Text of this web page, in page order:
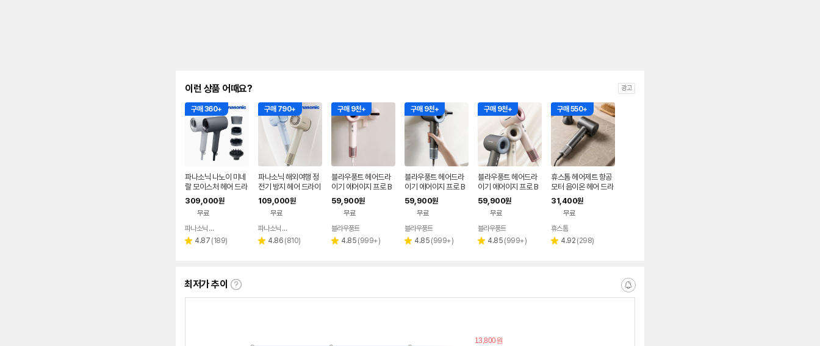
이런 상품 어때요? 광고
구매 360+
파나소닉 나노이 미네
랄 모이스처 헤어 드라
이어 수분 두피 스킨 케
어 모드 EH-NA0K
309,000원
무료
페이
파나소닉 공식판매점
별 4.87 리
(189)
구매 790+
파나소닉 해외여행 정
전기 방지 헤어 드라이
기
109,000원
무료
페이
파나소닉 공식판매점
별 4.86 리
(810)
구매 9천+
블라우풍트 헤어드라
이기 에어이지 프로 B
LDC 드라이기 미용실
드라이어 핑크
59,900원
무료
페이
블라우풍트
별 4.85 리
(999+)
구매 9천+
블라우풍트 헤어드라
이기 에어이지 프로 B
LDC 드라이기 미용실
드라이어 블랙
59,900원
무료
페이
블라우풍트
별 4.85 리
(999+)
구매 9천+
블라우풍트 헤어드라
이기 에어이지 프로 B
LDC 드라이기 미용실
드라이어 아이보리
59,900원
무료
페이
블라우풍트
별 4.85 리
(999+)
구매 550+
휴스톰 헤어제트 항공
모터 음이온 헤어 드라
이기 여행용 전문가용
애견 바디 드라이기
31,400원
무료
휴스톰
별 4.92 리
(298)
최저가 추이
최
알